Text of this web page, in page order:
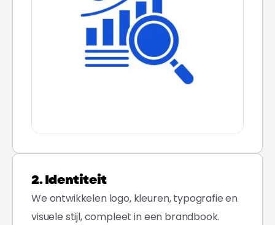
2. Identiteit
We ontwikkelen logo, kleuren, typografie en
visuele stijl, compleet in een brandbook.